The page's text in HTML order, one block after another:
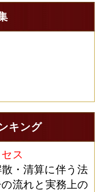
キング
ス
・清算に伴う法
の流れと実務上の